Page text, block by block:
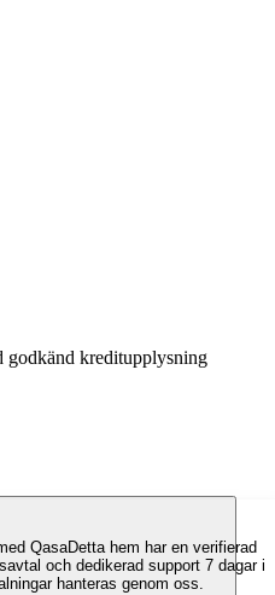
godkänd kreditupplysning
QasaDetta hem har en verifierad
och dedikerad support 7 dagar i
hanteras genom oss.